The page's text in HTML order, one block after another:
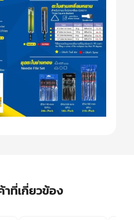
ที่เกี่ยวข้อง